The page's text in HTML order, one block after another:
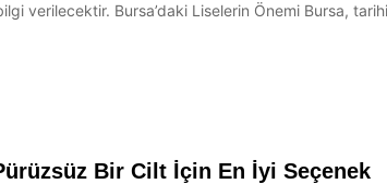
verilecektir. Bursa’daki Liselerin Önemi Bursa,
Bir Cilt İçin En İyi Seçenek